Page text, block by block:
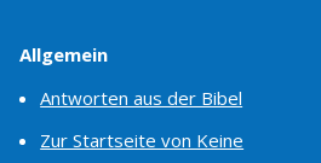
Allgemein
Antworten aus der Bibel
Zur Startseite von Keine